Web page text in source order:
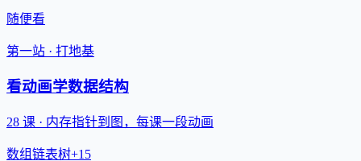
随便看
第一站 · 打地基
看动画学数据结构
28 课 · 内存指针到图，每课一段动画
数组链表树+15